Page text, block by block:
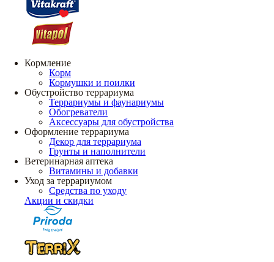
Кормление
Корм
Кормушки и поилки
Обустройство террариума
Террариумы и фаунариумы
Обогреватели
Аксессуары для обустройства
Оформление террариума
Декор для террариума
Грунты и наполнители
Ветеринарная аптека
Витамины и добавки
Уход за террариумом
Средства по уходу
Акции и скидки